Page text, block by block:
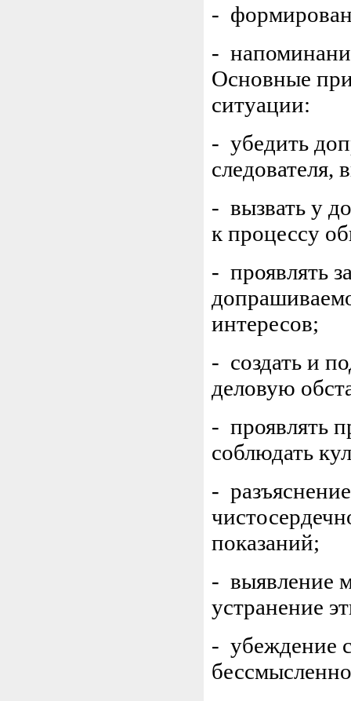
-
-
Основные
ситуации:
- убедить
следователя,
- вызвать у
к процессу
- проявлять
интересов;
- создать и
деловую
- проявлять
соблюдать
-
показаний;
- выявление
устранение
- убеждение